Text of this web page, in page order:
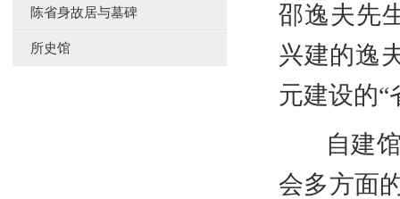
陈省身故居与墓碑
所史馆
邵逸夫先
兴建的逸
元建设的“
自建馆
会多方面